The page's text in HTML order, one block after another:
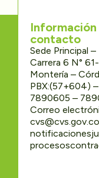
Información
contacto
Sede Principal –
Carrera 6 N°
Montería –
PBX:(57+604) –
7890605 –
Correo